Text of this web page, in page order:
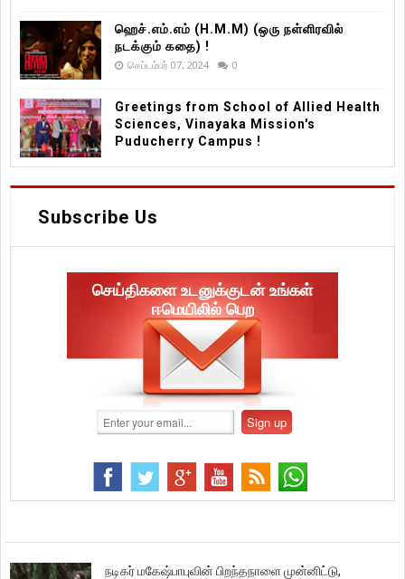
ஹெச்.எம்.எம் (H.M.M) (ஒரு நள்ளிரவில்
நடக்கும் கதை) !
செப்டம்பர் 07, 2024 0
Greetings from School of Allied Health
Sciences, Vinayaka Mission's
Puducherry Campus !
Subscribe Us
செய்திகளை உடனுக்குடன் உங்கள்
ஈமெயிலில் பெற
நடிகர் மகேஷ்பாபுவின் பிறந்தநாளை முன்னிட்டு,